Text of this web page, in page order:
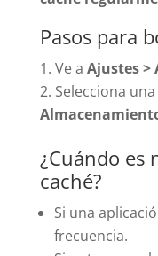
Pasos para
Ve a Ajustes >
Selecciona
¿Cuándo es
caché?
Si una
frecuencia.